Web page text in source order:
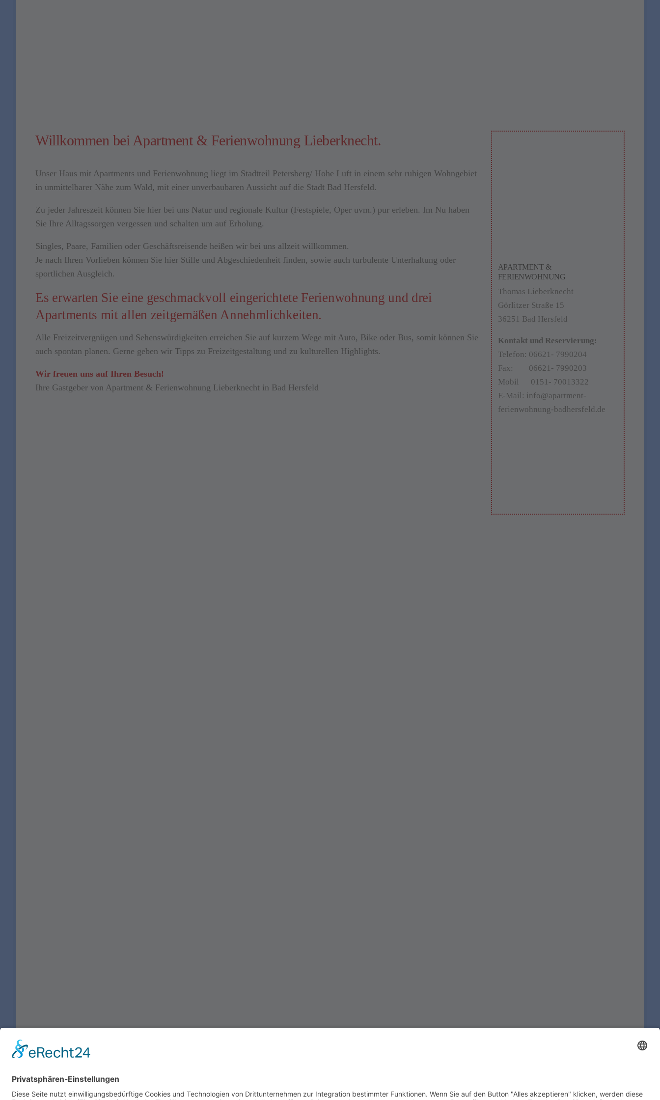
Willkommen bei Apartment & Ferienwohnung Lieberknecht.
Unser Haus mit Apartments und Ferienwohnung liegt im Stadtteil Petersberg/ Hohe Luft in einem sehr ruhigen Wohngebiet
in unmittelbarer Nähe zum Wald, mit einer unverbaubaren Aussicht auf die Stadt Bad Hersfeld.
Zu jeder Jahreszeit können Sie hier bei uns Natur und regionale Kultur (Festspiele, Oper uvm.) pur erleben. Im Nu haben
Sie Ihre Alltagssorgen vergessen und schalten um auf Erholung.
Singles, Paare, Familien oder Geschäftsreisende heißen wir bei uns allzeit willkommen.
Je nach Ihren Vorlieben können Sie hier Stille und Abgeschiedenheit finden, sowie auch turbulente Unterhaltung oder
sportlichen Ausgleich.
Es erwarten Sie eine geschmackvoll eingerichtete Ferienwohnung und drei
Apartments mit allen zeitgemäßen Annehmlichkeiten.
Alle Freizeitvergnügen und Sehenswürdigkeiten erreichen Sie auf kurzem Wege mit Auto, Bike oder Bus, somit können Sie
auch spontan planen. Gerne geben wir Tipps zu Freizeitgestaltung und zu kulturellen Highlights.
Wir freuen uns auf Ihren Besuch!
Ihre Gastgeber von Apartment & Ferienwohnung Lieberknecht in Bad Hersfeld
APARTMENT &
FERIENWOHNUNG
Thomas Lieberknecht
Görlitzer Straße 15
36251 Bad Hersfeld
Kontakt und Reservierung:
Telefon: 06621- 7990204
Fax: 06621- 7990203
Mobil 0151- 70013322
E-Mail: info@apartment-
ferienwohnung-badhersfeld.de